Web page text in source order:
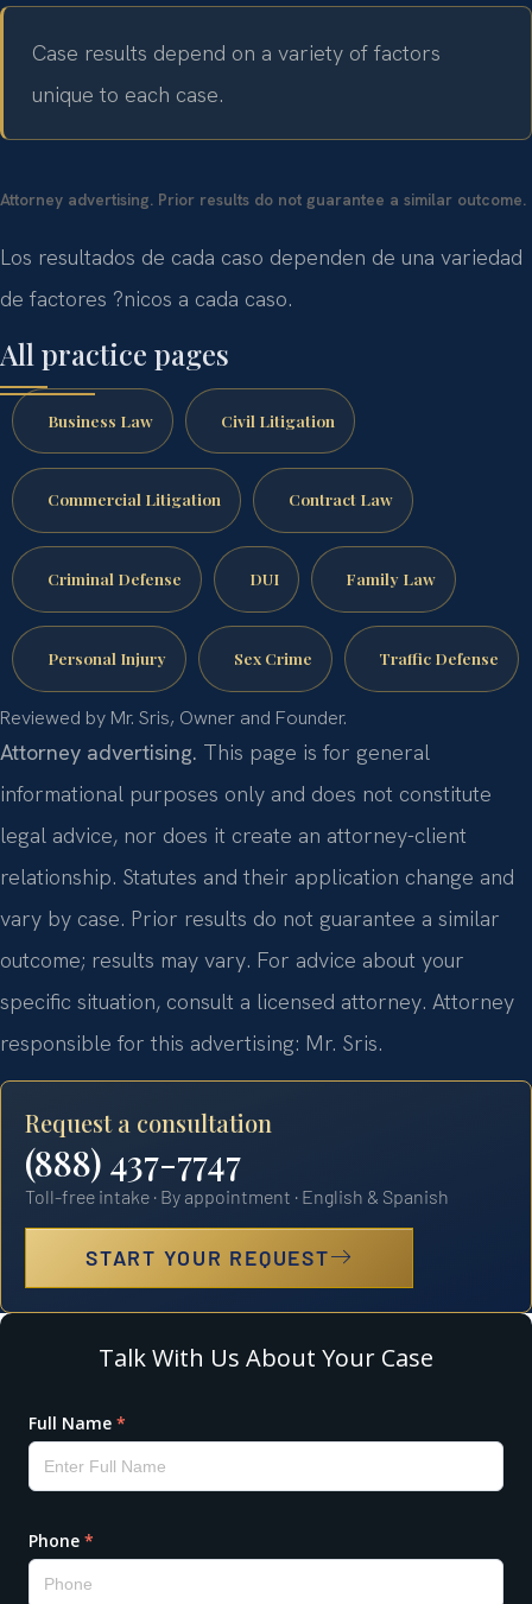
Case results depend on a variety of factors
unique to each case.
Attorney advertising. Prior results do not guarantee a similar outcome.
Los resultados de cada caso dependen de una variedad
de factores ?nicos a cada caso.
All practice pages
Business Law Civil Litigation
Commercial Litigation Contract Law
Criminal Defense DUI Family Law
Personal Injury Sex Crime Traffic Defense
Reviewed by Mr. Sris, Owner and Founder.
Attorney advertising. This page is for general
informational purposes only and does not constitute
legal advice, nor does it create an attorney-client
relationship. Statutes and their application change and
vary by case. Prior results do not guarantee a similar
outcome; results may vary. For advice about your
specific situation, consult a licensed attorney. Attorney
responsible for this advertising: Mr. Sris.
Request a consultation
(888) 437-7747
Toll-free intake · By appointment · English & Spanish
START YOUR REQUEST